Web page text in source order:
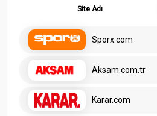
Site Adı
Sporx.com
Aksam.com.tr
Karar.com